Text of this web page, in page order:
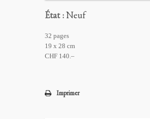
État :Neuf
32 pages
19 x 28 cm
CHF 140.–
Imprimer